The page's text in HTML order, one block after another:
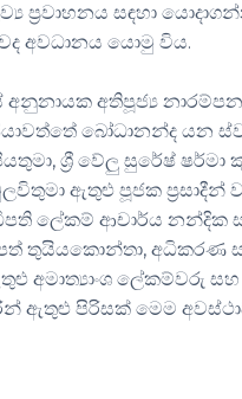
ප්‍රවාහනය සඳහා
අවධානය යොමු විය.
අනුනායක අතිපූජ්‍ය
බෝධානන්ද යන
ශ්‍රී වේලු සුරේෂ්
ඇතුළු පූජක ප්‍රසාදීන්
ලේකම් ආචාර්ය නන්දික
තුයියකොන්තා, අධිකරණ
අමාත්‍යාංශ ලේකම්වරු
ඇතුළු පිරිසක් මෙම